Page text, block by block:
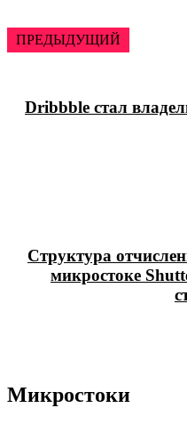
ПРЕДЫДУЩИЙ
Dribbble стал
Структура
микростоке
Микростоки